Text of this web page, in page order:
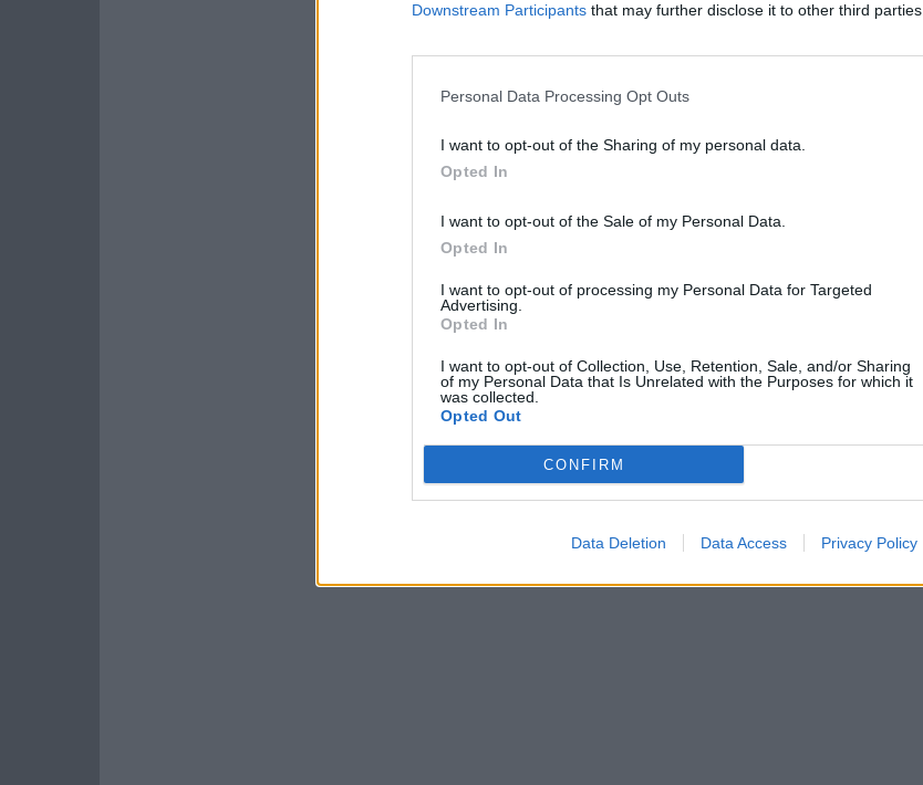
Downstream Participants that may further disclose it to other third parties.
Personal Data Processing Opt Outs
I want to opt-out of the Sharing of my personal data.
Opted In
I want to opt-out of the Sale of my Personal Data.
Opted In
I want to opt-out of processing my Personal Data for Targeted
Advertising.
Opted In
I want to opt-out of Collection, Use, Retention, Sale, and/or Sharing
of my Personal Data that Is Unrelated with the Purposes for which it
was collected.
Opted Out
CONFIRM
Data Deletion Data Access Privacy Policy